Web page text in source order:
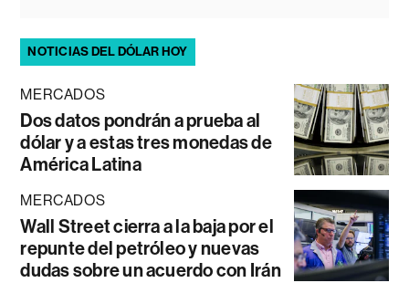
NOTICIAS DEL DÓLAR HOY
MERCADOS
Dos datos pondrán a prueba al
dólar y a estas tres monedas de
América Latina
MERCADOS
Wall Street cierra a la baja por el
repunte del petróleo y nuevas
dudas sobre un acuerdo con Irán